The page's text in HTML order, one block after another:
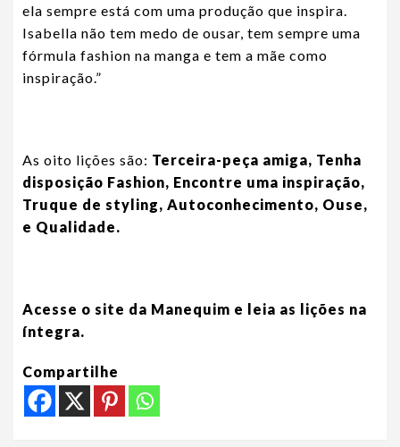
ela sempre está com uma produção que inspira.
Isabella não tem medo de ousar, tem sempre uma
fórmula fashion na manga e tem a mãe como
inspiração.”
As oito lições são: Terceira-peça amiga, Tenha
disposição Fashion, Encontre uma inspiração,
Truque de styling, Autoconhecimento, Ouse,
e Qualidade.
Acesse o site da Manequim e leia as lições na
íntegra.
Compartilhe